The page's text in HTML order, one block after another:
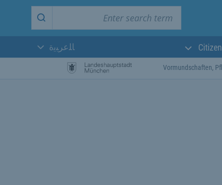
search
اللغة الحالية:
ﺎﻠﻋﺮﺒﻳﺓ
Vormundschaften,